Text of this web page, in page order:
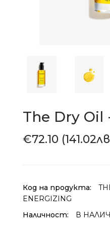
The Dry Oil
€72.10
Код на продукта:
ENERGIZING
Наличност:
В